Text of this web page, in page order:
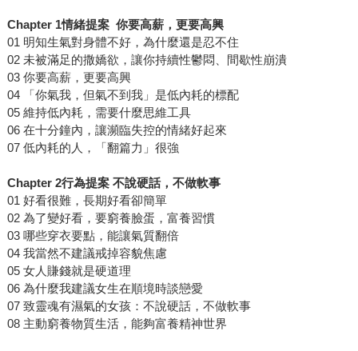
Chapter 1情緒提案 你要高薪，更要高興
01 明知生氣對身體不好，為什麼還是忍不住
02 未被滿足的撒嬌欲，讓你持續性鬱悶、間歇性崩潰
03 你要高薪，更要高興
04 「你氣我，但氣不到我」是低內耗的標配
05 維持低內耗，需要什麼思維工具
06 在十分鐘內，讓瀕臨失控的情緒好起來
07 低內耗的人，「翻篇力」很強
Chapter 2行為提案 不說硬話，不做軟事
01 好看很難，長期好看卻簡單
02 為了變好看，要窮養臉蛋，富養習慣
03 哪些穿衣要點，能讓氣質翻倍
04 我當然不建議戒掉容貌焦慮
05 女人賺錢就是硬道理
06 為什麼我建議女生在順境時談戀愛
07 致靈魂有濕氣的女孩：不說硬話，不做軟事
08 主動窮養物質生活，能夠富養精神世界